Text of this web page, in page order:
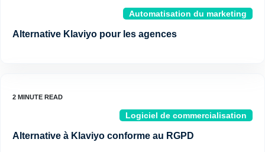
Automatisation du marketing
Alternative Klaviyo pour les agences
Logiciel de commercialisation
Alternative à Klaviyo conforme au RGPD